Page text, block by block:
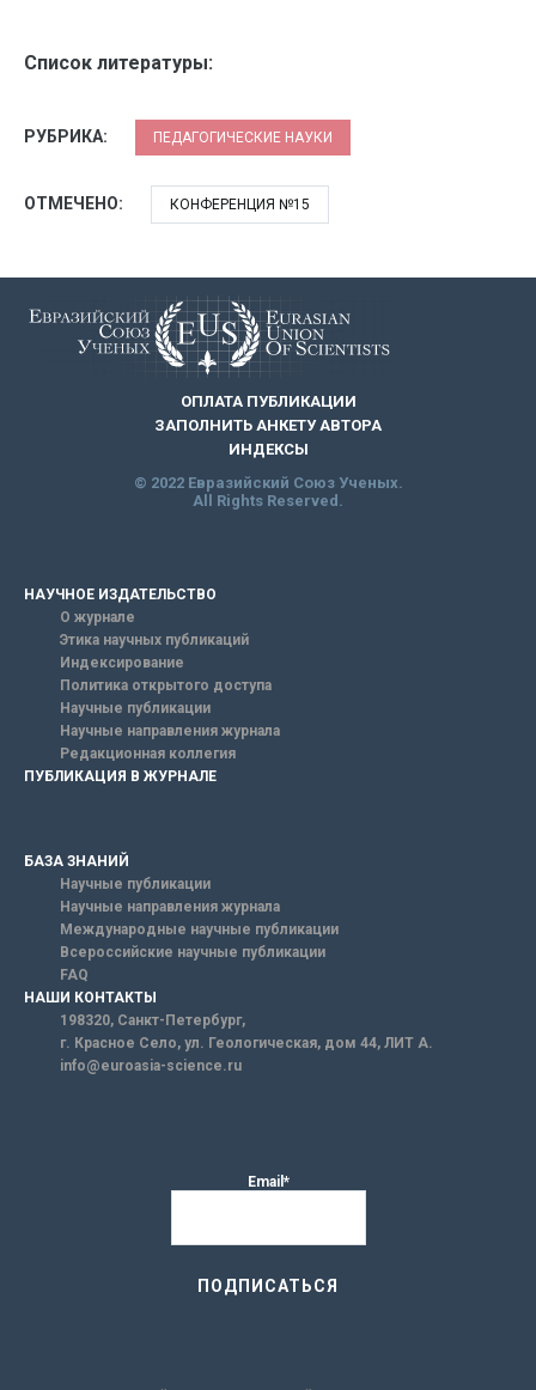
Список литературы:
РУБРИКА: ПЕДАГОГИЧЕСКИЕ НАУКИ
ОТМЕЧЕНО: КОНФЕРЕНЦИЯ №15
ОПЛАТА ПУБЛИКАЦИИ
ЗАПОЛНИТЬ АНКЕТУ АВТОРА
ИНДЕКСЫ
© 2022 Евразийский Союз Ученых.
All Rights Reserved.
НАУЧНОЕ ИЗДАТЕЛЬСТВО
О журнале
Этика научных публикаций
Индексирование
Политика открытого доступа
Научные публикации
Научные направления журнала
Редакционная коллегия
ПУБЛИКАЦИЯ В ЖУРНАЛЕ
БАЗА ЗНАНИЙ
Научные публикации
Научные направления журнала
Международные научные публикации
Всероссийские научные публикации
FAQ
НАШИ КОНТАКТЫ
198320, Санкт-Петербург,
г. Красное Село, ул. Геологическая, дом 44, ЛИТ А.
info@euroasia-science.ru
Email*